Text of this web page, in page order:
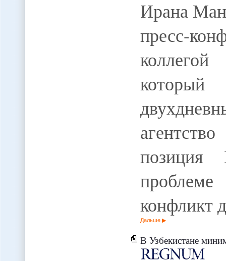
Ирана
пресс-
позиция
конфликт
Дальше
В Узбекистане минимум